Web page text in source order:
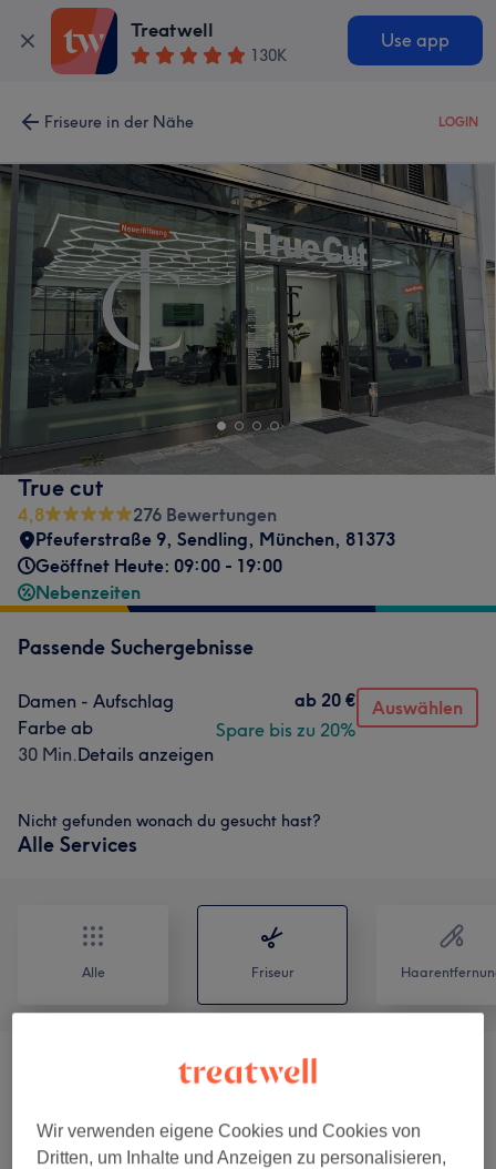
Treatwell
130K
Use app
Friseure in der Nähe LOGIN
True cut
4,8
276 Bewertungen
Pfeuferstraße 9, Sendling, München, 81373
Geöffnet Heute: 09:00 - 19:00
Nebenzeiten
Passende Suchergebnisse
Damen - Aufschlag
Farbe ab
30 Min.Details anzeigen
ab 20 €
Spare bis zu 20%
Auswählen
Nicht gefunden wonach du gesucht hast?
Alle Services
Alle Friseur
Damen - Haarschnitte & Stylings (4
Damen - Farbe & Coloration (11 ) ab 20 €
Wir verwenden eigene Cookies und Cookies von
Dritten, um Inhalte und Anzeigen zu personalisieren,